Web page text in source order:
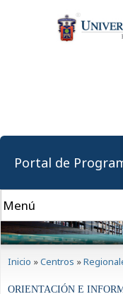
Portal de
Inicio »Centros »
ORIENTACIÓN E